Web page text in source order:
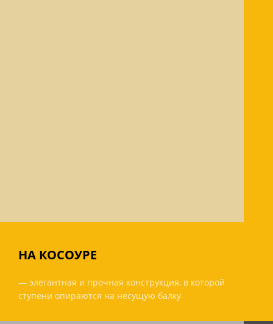
НА КОСОУРЕ
— элегантная и прочная конструкция, в которой
ступени опираются на несущую балку